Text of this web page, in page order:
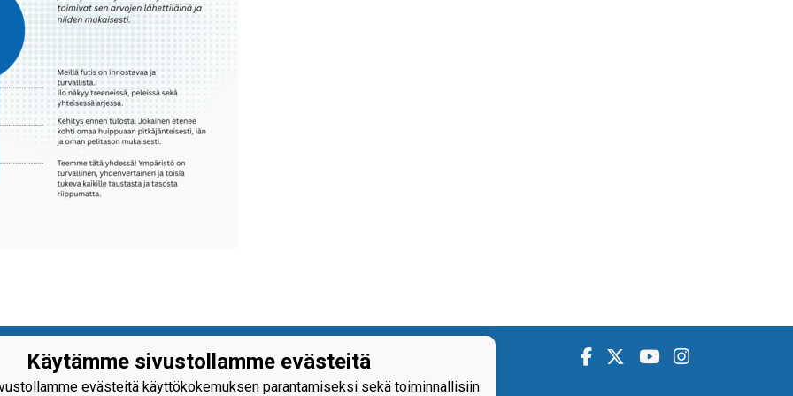
ry
2121373-4
7,90440 Kempele
Käytämme sivustollamme evästeitä
evästeitä käyttökokemuksen parantamiseksi sekä toiminnallisiin